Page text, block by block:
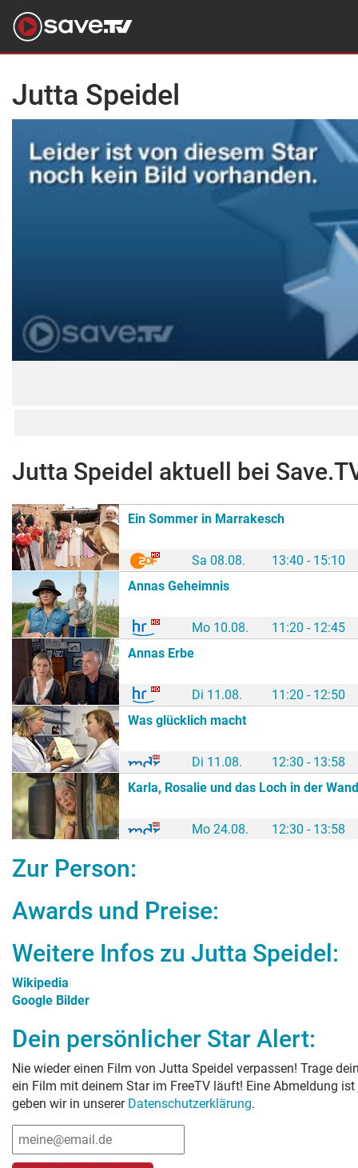
Jutta Speidel
Jutta Speidel aktuell bei
Ein Sommer in Marrakesch
Sa 08.08.
13:40 - 15:10
Annas Geheimnis
Mo 10.08.
11:20 - 12:45
Annas Erbe
Di 11.08.
11:20 - 12:50
Was glücklich macht
Di 11.08.
12:30 - 13:58
Karla, Rosalie und das Loch in der Wand
Mo 24.08. 12:30 - 13:58
Zur Person:
Awards und Preise:
Weitere Infos zu Jutta Speidel :
Wikipedia
Google Bilder
Dein persönlicher Star Alert:
Nie wieder einen Film von Jutta Speidel verpassen! Trage
ein Film mit deinem Star im FreeTV läuft! Eine Abmeldung
geben wir in unserer Datenschutzerklärung.